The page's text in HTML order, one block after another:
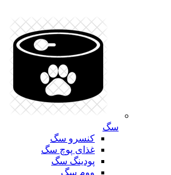
سگ
کنسرو سگ
غذای پوچ سگ
پودینگ سگ
ووم سگ